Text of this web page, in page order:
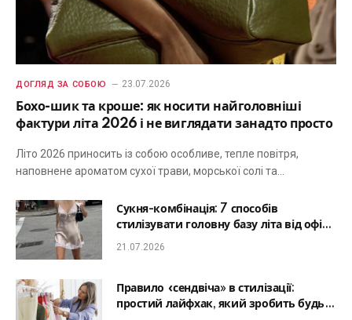
ДОГЛЯД ЗА СОБОЮ 23.07.2026
Бохо-шик та кроше: як носити найголовніші
фактури літа 2026 і не виглядати занадто просто
Літо 2026 приносить із собою особливе, тепле повітря,
наповнене ароматом сухої трави, морської солі та…
Сукня-комбінація: 7 способів
стилізувати головну базу літа від офісу
до романтичної вечері
21.07.2026
Правило «сендвіча» в стилізації:
простий лайфхак, який зробить будь-